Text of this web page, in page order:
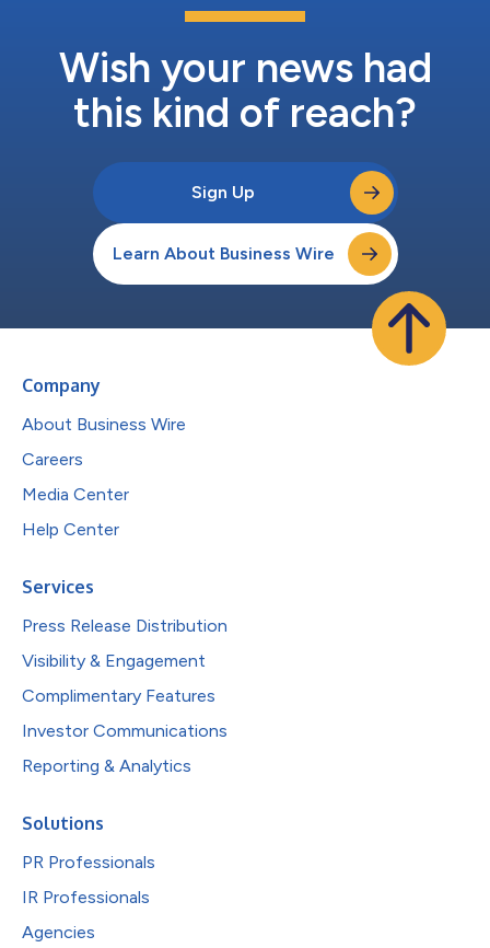
Wish your news had
this kind of reach?
Sign Up
Learn About Business Wire
Company
About Business Wire
Careers
Media Center
Help Center
Services
Press Release Distribution
Visibility & Engagement
Complimentary Features
Investor Communications
Reporting & Analytics
Solutions
PR Professionals
IR Professionals
Agencies